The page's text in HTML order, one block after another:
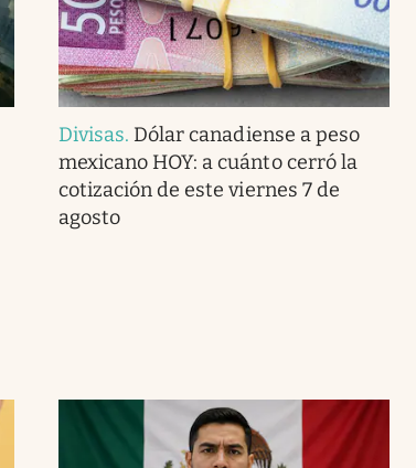
Divisas. Dólar canadiense a peso
mexicano HOY: a cuánto cerró la
cotización de este viernes 7 de
agosto